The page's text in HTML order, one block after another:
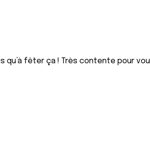
qu’à fêter ça ! Très contente pour